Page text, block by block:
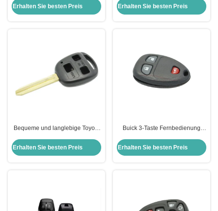
Schlüssel Schal Original
Großhandel
Erhalten Sie besten Preis
Langlebig und langlebig
Erhalten Sie besten Preis
Bequeme und langlebige Toyota
schwarzem Kunststoffgriff
Erhalten Sie besten Preis
Buick 3-Taste Fernbedienung
Ersatz
Erhalten Sie besten Preis